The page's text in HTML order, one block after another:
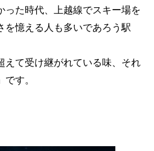
った時代、上越線でスキー場を
を憶える人も多いであろう駅
えて受け継がれている味、それ
す。